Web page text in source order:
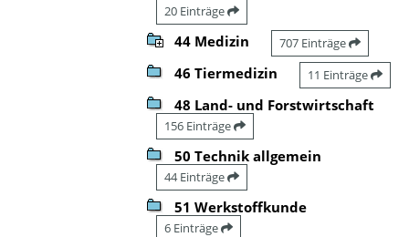
20 Einträge
44 Medizin 707 Einträge
46 Tiermedizin 11 Einträge
48 Land- und Forstwirtschaft
156 Einträge
50 Technik allgemein
44 Einträge
51 Werkstoffkunde
6 Einträge